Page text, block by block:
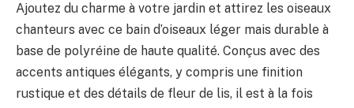
Ajoutez du charme à votre jardin et attirez les oiseaux
chanteurs avec ce bain d’oiseaux léger mais durable à
base de polyréine de haute qualité. Conçus avec des
accents antiques élégants, y compris une finition
rustique et des détails de fleur de lis, il est à la fois